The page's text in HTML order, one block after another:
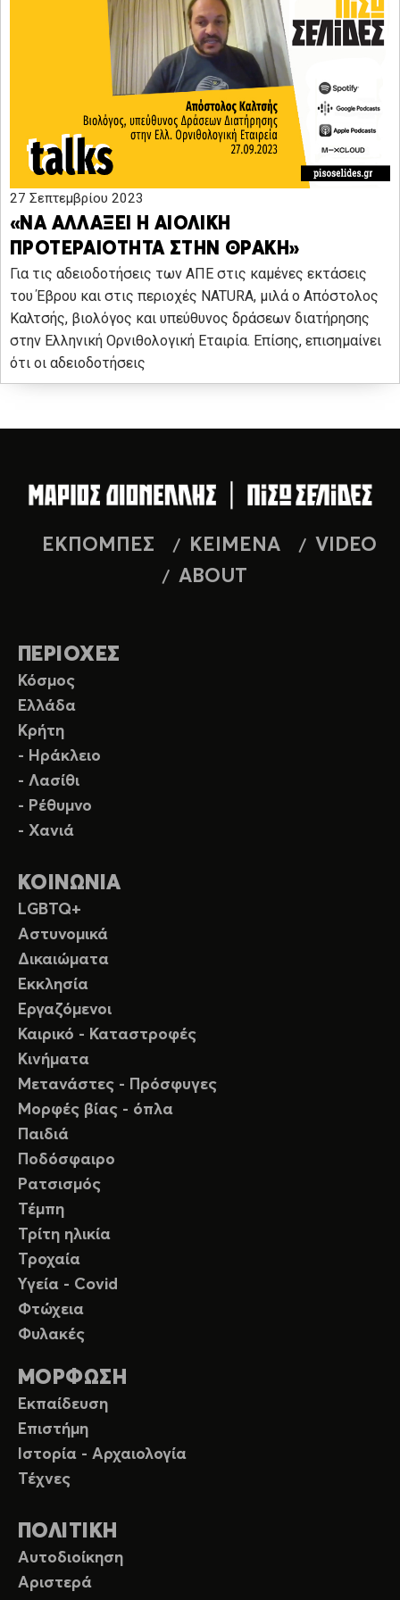
27 Σεπτεμβρίου 2023
«ΝΑ ΑΛΛΑΞΕΙ Η ΑΙΟΛΙΚΗ
ΠΡΟΤΕΡΑΙΟΤΗΤΑ ΣΤΗΝ ΘΡΑΚΗ»
Για τις αδειοδοτήσεις των ΑΠΕ στις καμένες εκτάσεις
του Έβρου και στις περιοχές NATURA, μιλά ο Απόστολος
Καλτσής, βιολόγος και υπεύθυνος δράσεων διατήρησης
στην Ελληνική Ορνιθολογική Εταιρία. Επίσης, επισημαίνει
ότι οι αδειοδοτήσεις
ΕΚΠΟΜΠΕΣ ΚΕΙΜΕΝΑ
VIDEO
ABOUT
ΠΕΡΙΟΧΕΣ
Κόσμος
Ελλάδα
Κρήτη
- Ηράκλειο
- Λασίθι
- Ρέθυμνο
- Χανιά
ΚΟΙΝΩΝΙΑ
LGBTQ+
Αστυνομικά
Δικαιώματα
Εκκλησία
Εργαζόμενοι
Καιρικό - Καταστροφές
Κινήματα
Μετανάστες - Πρόσφυγες
Μορφές βίας - όπλα
Παιδιά
Ποδόσφαιρο
Ρατσισμός
Τέμπη
Τρίτη ηλικία
Τροχαία
Υγεία - Covid
Φτώχεια
Φυλακές
ΜΟΡΦΩΣΗ
Εκπαίδευση
Επιστήμη
Ιστορία - Αρχαιολογία
Τέχνες
ΠΟΛΙΤΙΚΗ
Αυτοδιοίκηση
Αριστερά